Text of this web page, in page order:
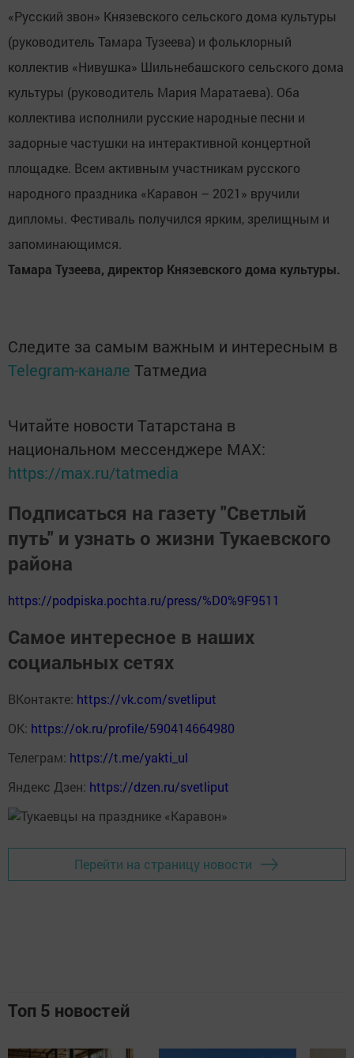
«Русский звон» Князевского сельского дома культуры
(руководитель Тамара Тузеева) и фольклорный
коллектив «Нивушка» Шильнебашского сельского дома
культуры (руководитель Мария Маратаева). Оба
коллектива исполнили русские народные песни и
задорные частушки на интерактивной концертной
площадке. Всем активным участникам русского
народного праздника «Каравон – 2021» вручили
дипломы. Фестиваль получился ярким, зрелищным и
запоминающимся.
Тамара Тузеева, директор Князевского дома культуры.
Следите за самым важным и интересным в
Telegram-канале Татмедиа
Читайте новости Татарстана в
национальном мессенджере MАХ:
https://max.ru/tatmedia
Подписаться на газету "Светлый
путь" и узнать о жизни Тукаевского
района
https://podpiska.pochta.ru/press/%D0%9F9511
Самое интересное в наших
социальных сетях
ВКонтакте: https://vk.com/svetliput
ОК: https://ok.ru/profile/590414664980
Телеграм: https://t.me/yakti_ul
Яндекс Дзен: https://dzen.ru/svetliput
Перейти на страницу новости
Топ 5 новостей